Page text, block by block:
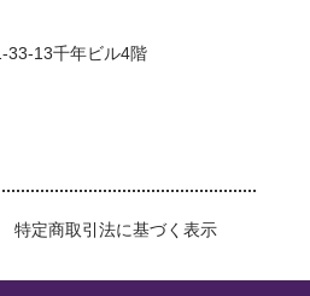
33-13千年ビル4階
特定商取引法に基づく表示